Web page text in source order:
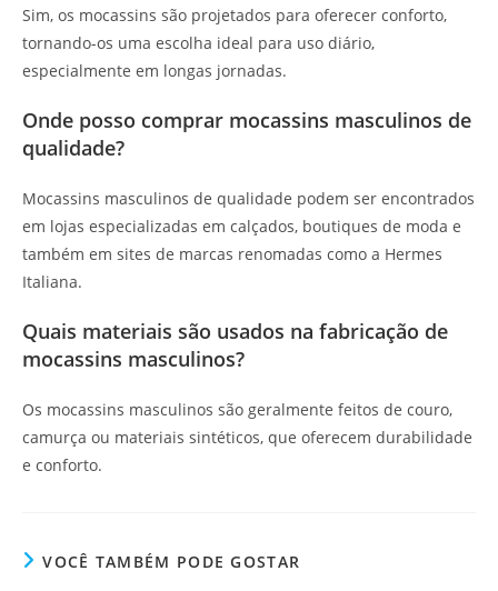
Sim, os mocassins são projetados para oferecer conforto,
tornando-os uma escolha ideal para uso diário,
especialmente em longas jornadas.
Onde posso comprar mocassins masculinos de
qualidade?
Mocassins masculinos de qualidade podem ser encontrados
em lojas especializadas em calçados, boutiques de moda e
também em sites de marcas renomadas como a Hermes
Italiana.
Quais materiais são usados na fabricação de
mocassins masculinos?
Os mocassins masculinos são geralmente feitos de couro,
camurça ou materiais sintéticos, que oferecem durabilidade
e conforto.
VOCÊ TAMBÉM PODE GOSTAR